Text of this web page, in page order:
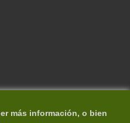
más información, o bien